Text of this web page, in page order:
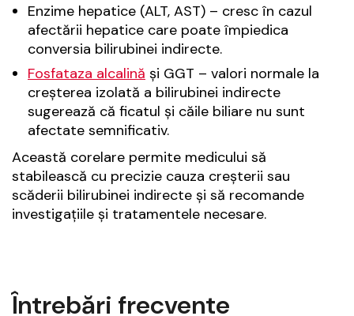
Enzime hepatice (ALT, AST) – cresc în cazul
afectării hepatice care poate împiedica
conversia bilirubinei indirecte.
Fosfataza alcalină și GGT – valori normale la
creșterea izolată a bilirubinei indirecte
sugerează că ficatul și căile biliare nu sunt
afectate semnificativ.
Această corelare permite medicului să
stabilească cu precizie cauza creșterii sau
scăderii bilirubinei indirecte și să recomande
investigațiile și tratamentele necesare.
Întrebări frecvente